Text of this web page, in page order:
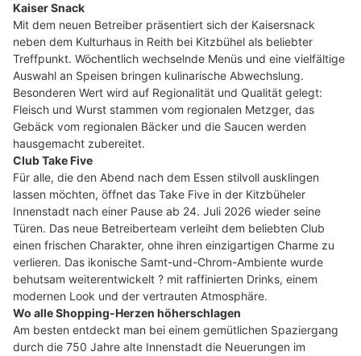
Kaiser Snack
Mit dem neuen Betreiber präsentiert sich der Kaisersnack
neben dem Kulturhaus in Reith bei Kitzbühel als beliebter
Treffpunkt. Wöchentlich wechselnde Menüs und eine vielfältige
Auswahl an Speisen bringen kulinarische Abwechslung.
Besonderen Wert wird auf Regionalität und Qualität gelegt:
Fleisch und Wurst stammen vom regionalen Metzger, das
Gebäck vom regionalen Bäcker und die Saucen werden
hausgemacht zubereitet.
Club Take Five
Für alle, die den Abend nach dem Essen stilvoll ausklingen
lassen möchten, öffnet das Take Five in der Kitzbüheler
Innenstadt nach einer Pause ab 24. Juli 2026 wieder seine
Türen. Das neue Betreiberteam verleiht dem beliebten Club
einen frischen Charakter, ohne ihren einzigartigen Charme zu
verlieren. Das ikonische Samt-und-Chrom-Ambiente wurde
behutsam weiterentwickelt ? mit raffinierten Drinks, einem
modernen Look und der vertrauten Atmosphäre.
Wo alle Shopping-Herzen höherschlagen
Am besten entdeckt man bei einem gemütlichen Spaziergang
durch die 750 Jahre alte Innenstadt die Neuerungen im